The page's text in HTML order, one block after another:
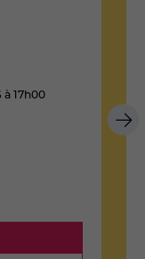
à 17h00